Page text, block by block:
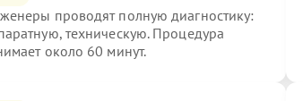
проводят полную диагностику:
техническую. Процедура
около 60 минут.